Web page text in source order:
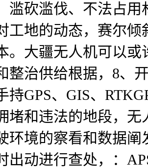
滥砍滥伐、不法占
工地的动态，赛尔
。大疆无人机可以
整治供给根据，8、
GPS、GIS、
堵和违法的地段，
环境的察看和数据
出动进行查处，：